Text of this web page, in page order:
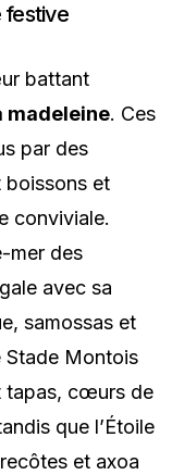
festive
battant
madeleine. Ces
par des
boissons et
conviviale.
mer des
avec sa
samossas et
Stade Montois
tapas, cœurs de
que l’Étoile
et axoa